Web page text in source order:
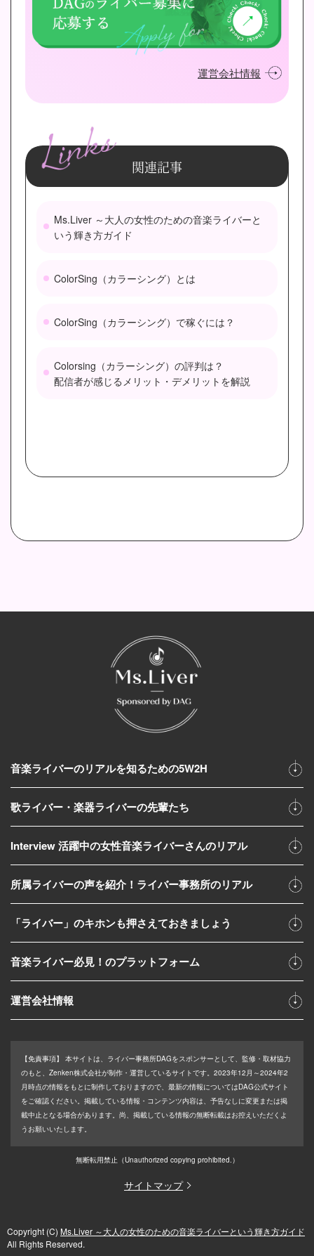
運営会社情報
関連記事
Ms.Liver ～大人の女性のための音楽ライバーと
いう輝き方ガイド
ColorSing（カラーシング）とは
ColorSing（カラーシング）で稼ぐには？
Colorsing（カラーシング）の評判は？
配信者が感じるメリット・デメリットを解説
音楽ライバーのリアルを知るための5W2H
歌ライバー・楽器ライバーの先輩たち
Interview 活躍中の女性音楽ライバーさんのリアル
所属ライバーの声を紹介！ライバー事務所のリアル
「ライバー」のキホンも押さえておきましょう
音楽ライバー必見！のプラットフォーム
運営会社情報
【免責事項】
本サイトは、ライバー事務所DAGをスポンサーとして、監修・取材協力
のもと、Zenken株式会社が制作・運営しているサイトです。2023年12月～2024年2
月時点の情報をもとに制作しておりますので、最新の情報についてはDAG公式サイト
をご確認ください。掲載している情報・コンテンツ内容は、予告なしに変更または掲
載中止となる場合があります。尚、掲載している情報の無断転載はお控えいただくよ
うお願いいたします。
無断転用禁止 （Unauthorized copying prohibited.）
サイトマップ
Copyright (C) Ms.Liver ～大人の女性のための音楽ライバーという輝き方ガイド
All Rights Reserved.